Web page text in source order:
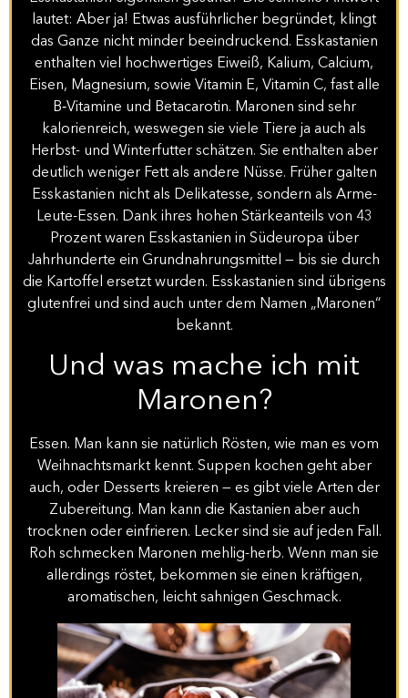
lautet: Aber ja! Etwas ausführlicher begründet, klingt
das Ganze nicht minder beeindruckend. Esskastanien
enthalten viel hochwertiges Eiweiß, Kalium, Calcium,
Eisen, Magnesium, sowie Vitamin E, Vitamin C, fast alle
B‑Vitamine und Betacarotin. Maronen sind sehr
kalorienreich, weswegen sie viele Tiere ja auch als
Herbst- und Winterfutter schätzen. Sie enthalten aber
deutlich weniger Fett als andere Nüsse. Früher galten
Esskastanien nicht als Delikatesse, sondern als Arme-
Leute-Essen. Dank ihres hohen Stärkeanteils von 43
Prozent waren Esskastanien in Südeuropa über
Jahrhunderte ein Grundnahrungsmittel — bis sie durch
die Kartoffel ersetzt wurden. Esskastanien sind übrigens
glutenfrei und sind auch unter dem Namen „Maronen“
bekannt.
Und was mache ich mit
Maronen?
Essen. Man kann sie natürlich Rösten, wie man es vom
Weihnachtsmarkt kennt. Suppen kochen geht aber
auch, oder Desserts kreieren — es gibt viele Arten der
Zubereitung. Man kann die Kastanien aber auch
trocknen oder einfrieren. Lecker sind sie auf jeden Fall.
Roh schmecken Maronen mehlig-herb. Wenn man sie
allerdings röstet, bekommen sie einen kräftigen,
aromatischen, leicht sahnigen Geschmack.